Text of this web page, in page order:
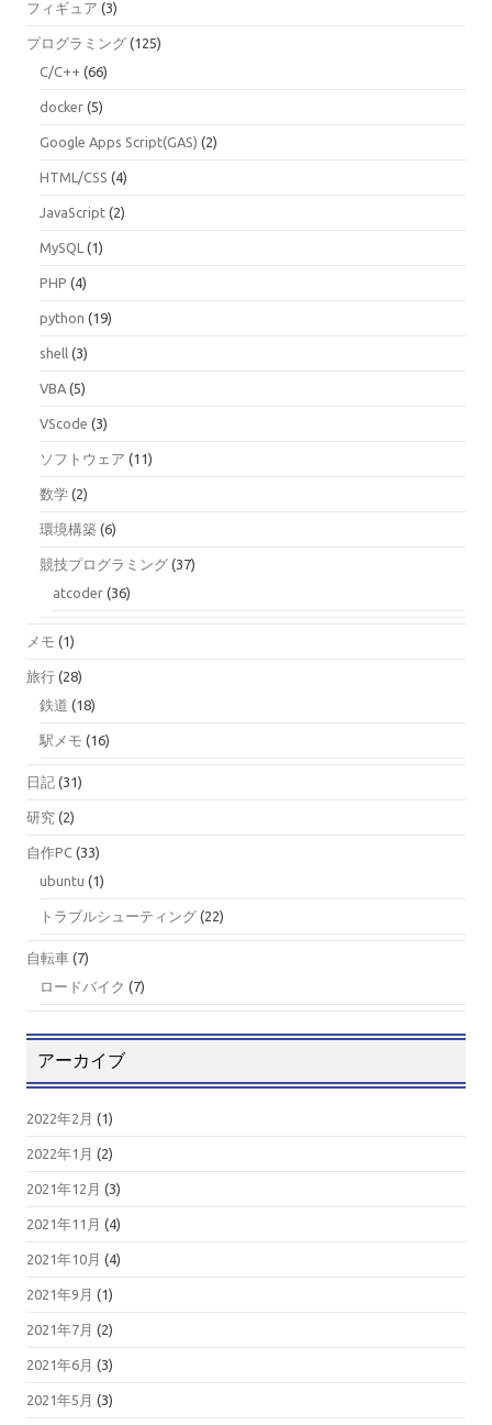
フィギュア (3)
プログラミング (125)
C/C++ (66)
docker (5)
Google Apps Script(GAS) (2)
HTML/CSS (4)
JavaScript (2)
MySQL (1)
PHP (4)
python (19)
shell (3)
VBA (5)
VScode (3)
ソフトウェア (11)
数学 (2)
環境構築 (6)
競技プログラミング (37)
atcoder (36)
メモ (1)
旅行 (28)
鉄道 (18)
駅メモ (16)
日記 (31)
研究 (2)
自作PC (33)
ubuntu (1)
トラブルシューティング (22)
自転車 (7)
ロードバイク (7)
アーカイブ
2022年2月 (1)
2022年1月 (2)
2021年12月 (3)
2021年11月 (4)
2021年10月 (4)
2021年9月 (1)
2021年7月 (2)
2021年6月 (3)
2021年5月 (3)